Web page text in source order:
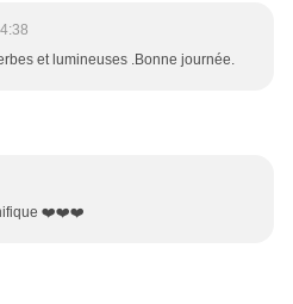
et lumineuses .Bonne journée.
❤️❤️❤️